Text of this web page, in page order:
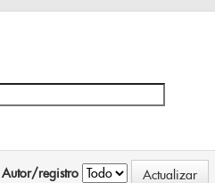
Autor/registro